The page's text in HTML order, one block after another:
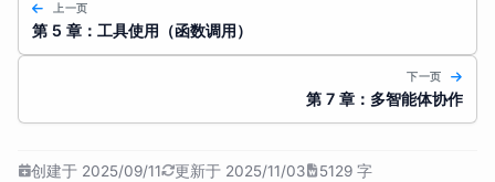
上一页
第 5 章：工具使用（函数调用）
下一页
第 7 章：多智能体协作
创建于 2025/09/11 更新于 2025/11/03
5129 字